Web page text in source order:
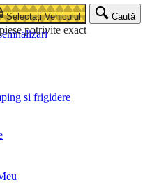
si frigidere
Selectați Vehiculul Caută
potrivite exact